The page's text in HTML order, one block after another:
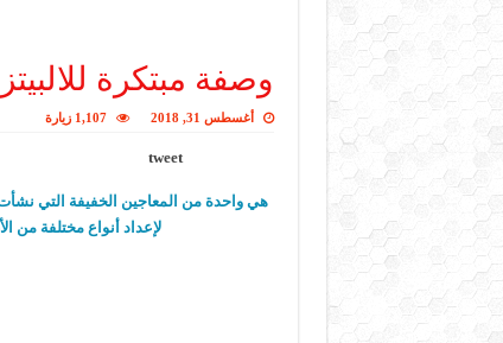
وصفة مبتكرة
أغسطس 31, 2018 1,107 زيارة
tweet
هي واحدة من المعاجين الخفيفة التي
لإعداد أنواع مختلفة من